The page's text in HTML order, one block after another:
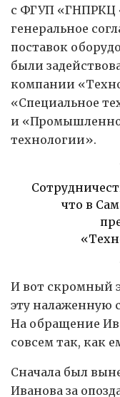
с ФГУП «ГНПРКЦ
генеральное
поставок
были
компании
«Специальное
и
технологии».
что в
И вот скромный
эту налаженную
На обращение
совсем так, как
Сначала был
Иванова за